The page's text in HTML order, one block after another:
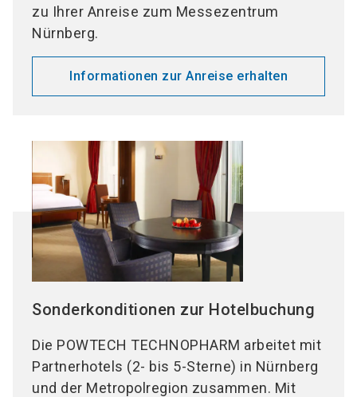
zu Ihrer Anreise zum Messezentrum
Nürnberg.
Informationen zur Anreise erhalten
Sonderkonditionen zur Hotelbuchung
Die POWTECH TECHNOPHARM arbeitet mit
Partnerhotels (2- bis 5-Sterne) in Nürnberg
und der Metropolregion zusammen. Mit